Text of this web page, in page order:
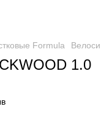
Formula
1.0